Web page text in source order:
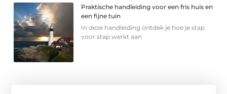
Praktische handleiding voor een fris huis en
een fijne tuin
In deze handleiding ontdek je hoe je stap
voor stap werkt aan